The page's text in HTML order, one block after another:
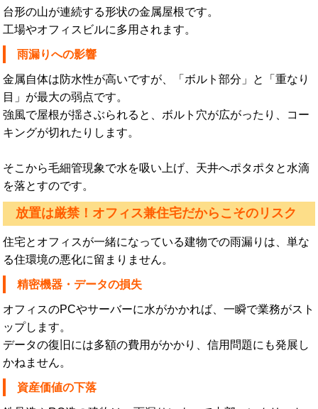
台形の山が連続する形状の金属屋根です。
工場やオフィスビルに多用されます。
雨漏りへの影響
金属自体は防水性が高いですが、「ボルト部分」と「重なり
目」が最大の弱点です。
強風で屋根が揺さぶられると、ボルト穴が広がったり、コー
キングが切れたりします。
そこから毛細管現象で水を吸い上げ、天井へポタポタと水滴
を落とすのです。
放置は厳禁！オフィス兼住宅だからこそのリスク
住宅とオフィスが一緒になっている建物での雨漏りは、単な
る住環境の悪化に留まりません。
精密機器・データの損失
オフィスのPCやサーバーに水がかかれば、一瞬で業務がスト
ップします。
データの復旧には多額の費用がかかり、信用問題にも発展し
かねません。
資産価値の下落